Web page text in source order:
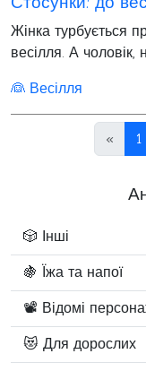
Жінка турбується
весілля. А чоловік,
👰 Весілля
« 1
🎲 Інші
🍇 Їжа та напої
📽️ Відомі
😻 Для дорослих